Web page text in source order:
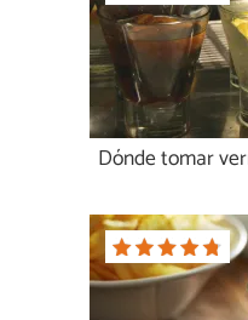
Dónde tomar